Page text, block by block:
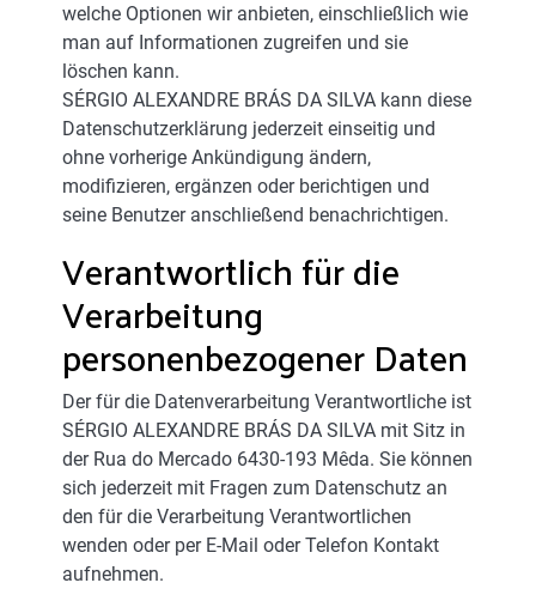
welche Optionen wir anbieten, einschließlich wie
man auf Informationen zugreifen und sie
löschen kann.
SÉRGIO ALEXANDRE BRÁS DA SILVA kann diese
Datenschutzerklärung jederzeit einseitig und
ohne vorherige Ankündigung ändern,
modifizieren, ergänzen oder berichtigen und
seine Benutzer anschließend benachrichtigen.
Verantwortlich für die
Verarbeitung
personenbezogener Daten
Der für die Datenverarbeitung Verantwortliche ist
SÉRGIO ALEXANDRE BRÁS DA SILVA mit Sitz in
der Rua do Mercado 6430-193 Mêda. Sie können
sich jederzeit mit Fragen zum Datenschutz an
den für die Verarbeitung Verantwortlichen
wenden oder per E-Mail oder Telefon Kontakt
aufnehmen.